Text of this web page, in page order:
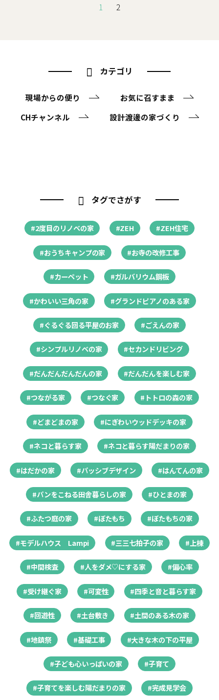
1 2
カテゴリ
現場からの便り
お気に召すまま
CHチャンネル
設計渡邊の家づくり
タグでさがす
#2度目のリノベの家 #ZEH #ZEH住宅
#おうちキャンプの家 #お寺の改修工事
#カーペット #ガルバリウム鋼板
#かわいい三角の家 #グランドピアノのある家
#ぐるぐる回る平屋のお家 #ごえんの家
#シンプルリノベの家 #セカンドリビング
#だんだんだんだんの家 #だんだんを楽しむ家
#つながる家 #つなぐ家 #トトロの森の家
#どまどまの家 #にぎわいウッドデッキの家
#ネコと暮らす家 #ネコと暮らす陽だまりの家
#はだかの家 #パッシブデザイン #はんてんの家
#パンをこねる田舎暮らしの家 #ひとまの家
#ふたつ庭の家 #ぼたもち #ぼたもちの家
#モデルハウス Lampi #三三七拍子の家 #上棟
#中間検査 #人をダメ♡にする家 #偏心率
#受け継ぐ家 #可変性 #四季と音と暮らす家
#回遊性 #土台敷き #土間のある木の家
#地鎮祭 #基礎工事 #大きな木の下の平屋
#子ども心いっぱいの家 #子育て
#子育てを楽しむ陽だまりの家 #完成見学会